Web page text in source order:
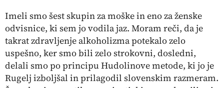
Imeli smo šest skupin za moške in eno za ženske
odvisnice, ki sem jo vodila jaz. Moram reči, da je
takrat zdravljenje alkoholizma potekalo zelo
uspešno, ker smo bili zelo strokovni, dosledni,
delali smo po principu Hudolinove metode, ki jo je
Rugelj izboljšal in prilagodil slovenskim razmeram.